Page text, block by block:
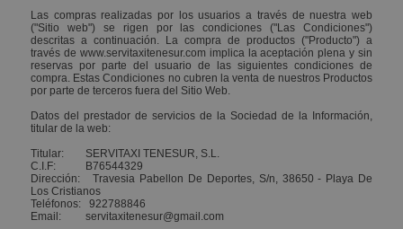
Las compras realizadas por los usuarios a través de nuestra web
("Sitio web") se rigen por las condiciones ("Las Condiciones")
descritas a continuación. La compra de productos ("Producto") a
través de www.servitaxitenesur.com implica la aceptación plena y sin
reservas por parte del usuario de las siguientes condiciones de
compra. Estas Condiciones no cubren la venta de nuestros Productos
por parte de terceros fuera del Sitio Web.
Datos del prestador de servicios de la Sociedad de la Información,
titular de la web:
Titular: SERVITAXI TENESUR, S.L.
C.I.F: B76544329
Dirección: Travesia Pabellon De Deportes, S/n, 38650 - Playa De
Los Cristianos
Teléfonos: 922788846
Email: servitaxitenesur@gmail.com